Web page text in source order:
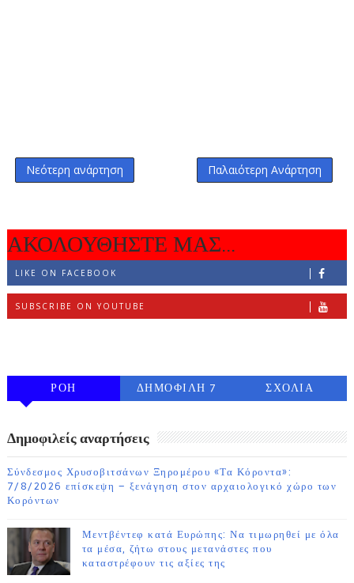
Νεότερη ανάρτηση Παλαιότερη Ανάρτηση
ΑΚΟΛΟΥΘΗΣΤΕ ΜΑΣ...
LIKE ON FACEBOOK
SUBSCRIBE ON YOUTUBE
ΡΟΗ
ΔΗΜΟΦΙΛΗ 7
ΣΧΟΛΙΑ
Δημοφιλείς αναρτήσεις
Σύνδεσμος Χρυσοβιτσάνων Ξηρομέρου «Τα Κόροντα»:
7/8/2026 επίσκεψη – ξενάγηση στον αρχαιολογικό χώρο των
Κορόντων
Μεντβέντεφ κατά Ευρώπης: Να τιμωρηθεί με όλα
τα μέσα, ζήτω στους μετανάστες που
καταστρέφουν τις αξίες της